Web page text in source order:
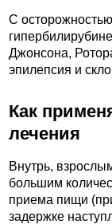
С
Джонсона,
эпилепсия и
Как
лечения
Внутрь,
большим
приема пищи
задержке